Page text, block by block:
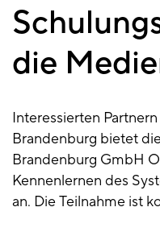
die
Interessierten
Brandenburg bietet
Brandenburg GmbH
Kennenlernen des
an. Die Teilnahme ist